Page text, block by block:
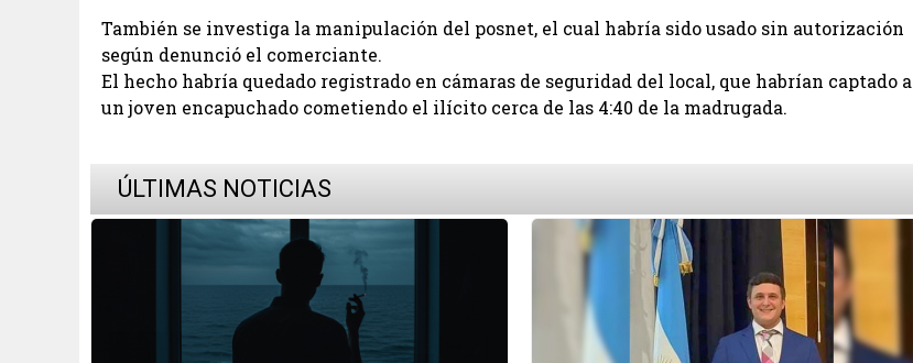
También se investiga la manipulación del posnet, el cual habría sido usado sin autorización
según denunció el comerciante.
El hecho habría quedado registrado en cámaras de seguridad del local, que habrían captado a
un joven encapuchado cometiendo el ilícito cerca de las 4:40 de la madrugada.
ÚLTIMAS NOTICIAS